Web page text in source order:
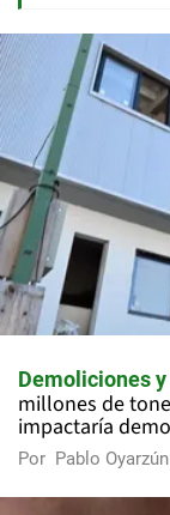
Demoliciones
millones de
impactaría
Por Pablo Oyarzún